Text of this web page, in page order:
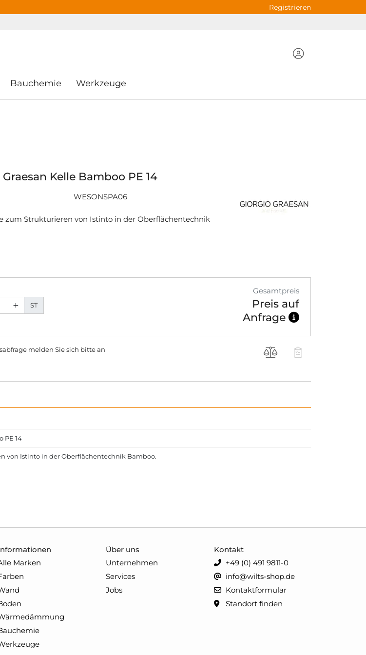
Registrieren
Bauchemie Werkzeuge
Kelle Bamboo PE 14
WESONSPA06
zum Strukturieren von Istinto in der Oberflächentechnik
ST
Gesamtpreis
Preis auf
Anfrage
melden Sie sich bittean
PE 14
von Istinto in der Oberflächentechnik Bamboo.
Marken
Über uns
Unternehmen
Services
Jobs
Kontakt
+49 (0) 491 9811-0
info@wilts-shop.de
Kontaktformular
Standort finden